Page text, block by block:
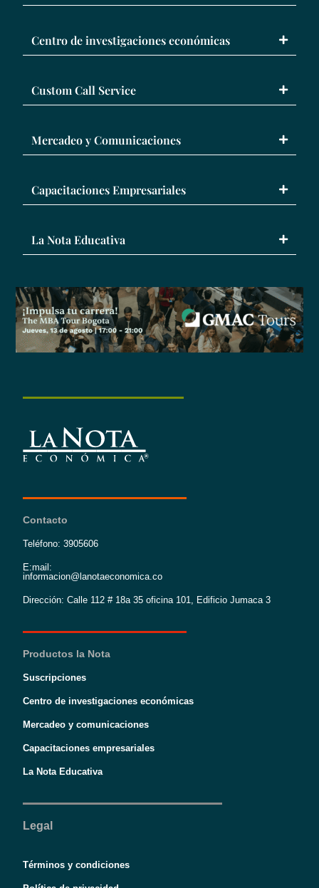
Centro de investigaciones económicas
Custom Call Service
Mercadeo y Comunicaciones
Capacitaciones Empresariales
La Nota Educativa
Contacto
Teléfono: 3905606
E:mail:
informacion@lanotaeconomica.co
Dirección: Calle 112 # 18a 35 oficina 101, Edificio Jumaca 3
Productos la Nota
Suscripciones
Centro de investigaciones económicas
Mercadeo y comunicaciones
Capacitaciones empresariales
La Nota Educativa
Legal
Términos y condiciones